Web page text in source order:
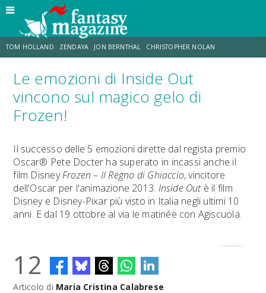
TOM HOLLAND ZENDAYA JON BERNTHAL CHRISTOPHER NOLAN
STRANIMONDI LUCCA COMICS & GAMES ODISSEA CHRIS MCKENNA
Le emozioni di Inside Out
vincono sul magico gelo di
Frozen!
Il successo delle 5 emozioni dirette dal regista premio
Oscar® Pete Docter ha superato in incassi anche il
film DisneyFrozen – Il Regno di Ghiaccio, vincitore
dell'Oscar per l'animazione 2013. Inside Outè il film
Disney e Disney-Pixar più visto in Italia negli ultimi 10
anni. E dal 19 ottobre al via le matinée con Agiscuola.
12
Articolo di Maria Cristina Calabrese